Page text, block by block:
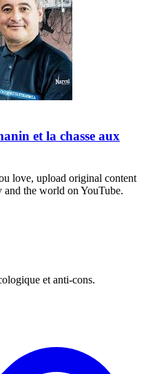
et la chasse aux
love, upload original content
the world on YouTube.
et anti-cons.